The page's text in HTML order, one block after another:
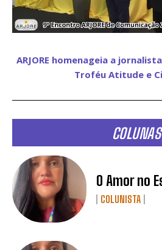
ARJORE homenageia a
Troféu Atitude e
COLUNAS
O Amor no
COLUNISTA